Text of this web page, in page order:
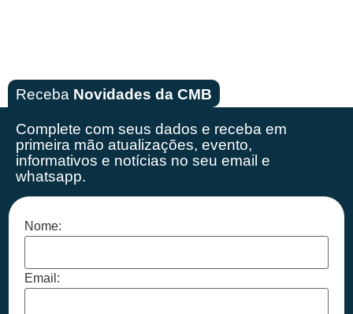
Receba Novidades da CMB
Complete com seus dados e receba em
primeira mão atualizações, evento,
informativos e notícias no seu email e
whatsapp.
Nome:
Email: